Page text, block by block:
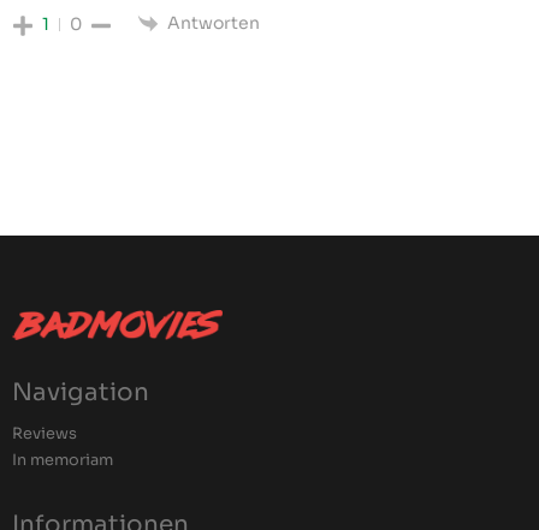
1 0 Antworten
Navigation
Reviews
In memoriam